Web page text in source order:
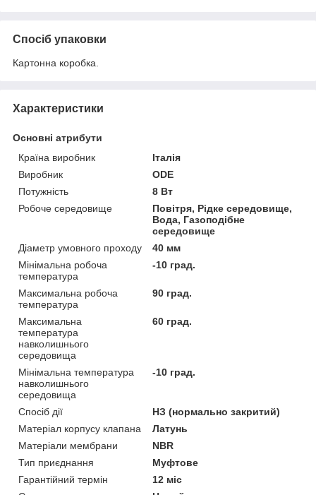
Спосіб упаковки
Картонна коробка.
Характеристики
Основні атрибути
Країна виробник
Італія
Виробник
ODE
Потужність
8 Вт
Робоче середовище
Повітря, Рідке середовище,
Вода, Газоподібне
середовище
Діаметр умовного проходу
40 мм
Мінімальна робоча
температура
-10 град.
Максимальна робоча
температура
90 град.
Максимальна
температура
навколишнього
середовища
60 град.
Мінімальна температура
навколишнього
середовища
-10 град.
Спосіб дії
НЗ (нормально закритий)
Матеріал корпусу клапана
Латунь
Матеріали мембрани
NBR
Тип приєднання
Муфтове
Гарантійний термін
12 міс